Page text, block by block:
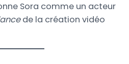
Sora comme un acteur
de la création vidéo